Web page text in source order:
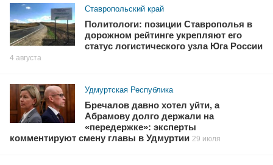
Ставропольский край
Политологи: позиции Ставрополья в
дорожном рейтинге укрепляют его
статус логистического узла Юга России
4 августа
Удмуртская Республика
Бречалов давно хотел уйти, а
Абрамову долго держали на
«передержке»: эксперты
комментируют смену главы в Удмуртии 29 июля